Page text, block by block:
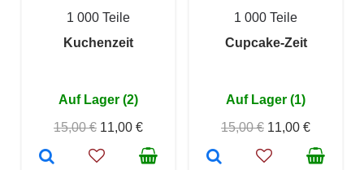
1 000 Teile
Kuchenzeit
Auf Lager (2)
15,00 € 11,00 €
1 000 Teile
Cupcake-Zeit
Auf Lager (1)
15,00 € 11,00 €